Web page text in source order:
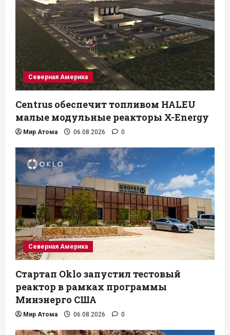
Северная Америка
Centrus обеспечит топливом HALEU
малые модульные реакторы X-Energy
Мир Атома 06.08.2026 0
Северная Америка
Стартап Oklo запустил тестовый
реактор в рамках программы
Минэнерго США
Мир Атома 06.08.2026 0